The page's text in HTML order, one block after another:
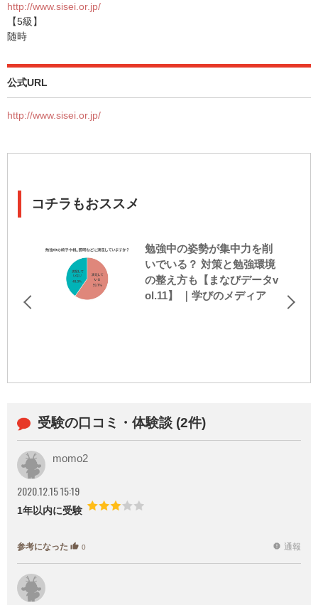
http://www.sisei.or.jp/
【5級】
随時
公式URL
http://www.sisei.or.jp/
コチラもおススメ
勉強中の姿勢が集中力を削
いでいる？ 対策と勉強環境
の整え方も【まなびデータv
ol.11】 ｜学びのメディア
受験の口コミ・体験談 (2件)
momo2
2020.12.15 15:19
1年以内に受験
参考になった thumb_up 0 report 通報